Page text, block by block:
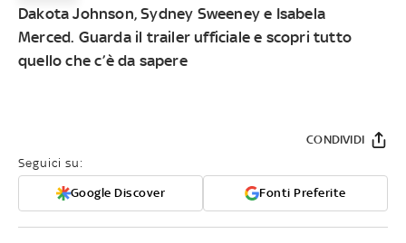
Dakota Johnson, Sydney Sweeney e Isabela
Merced. Guarda il trailer ufficiale e scopri tutto
quello che c’è da sapere
Seguici su:
Google Discover Fonti Preferite
CONDIVIDI